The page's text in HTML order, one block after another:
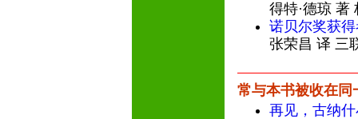
得特·德琼 著
诺贝尔奖获
张荣昌 译 三
常与本书被收在同
再见，古纳